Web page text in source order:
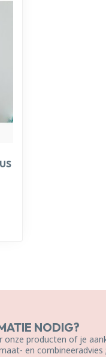
NODIG?
onze producten of je
en combineeradvies